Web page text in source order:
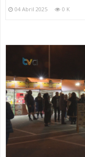
04 Abril 2025 0 K